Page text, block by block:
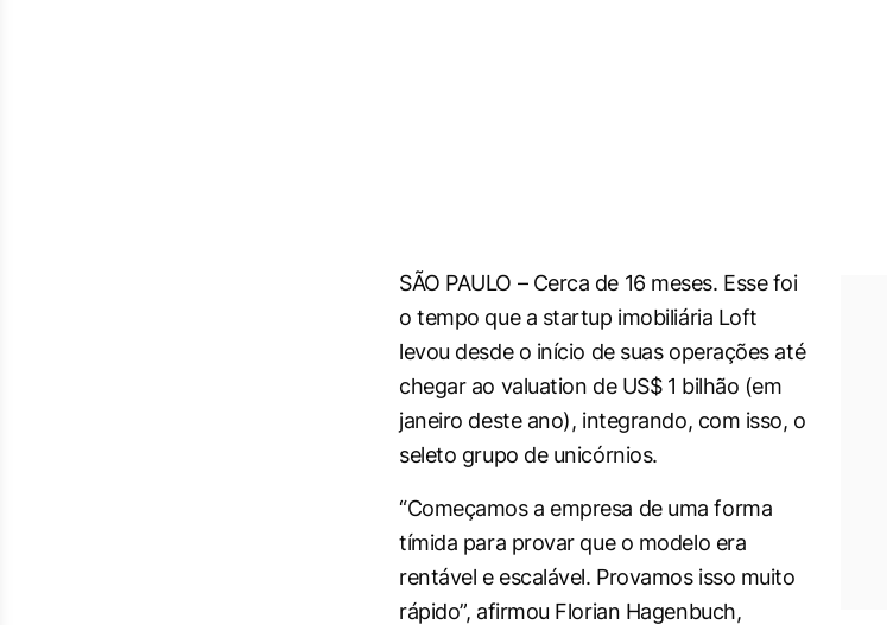
SÃO PAULO – Cerca de 16 meses. Esse foi
o tempo que a startup imobiliária Loft
levou desde o início de suas operações até
chegar ao valuation de US$ 1 bilhão (em
janeiro deste ano), integrando, com isso, o
seleto grupo de unicórnios.
“Começamos a empresa de uma forma
tímida para provar que o modelo era
rentável e escalável. Provamos isso muito
rápido”, afirmou Florian Hagenbuch,